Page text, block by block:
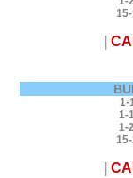
1-
1-
1-